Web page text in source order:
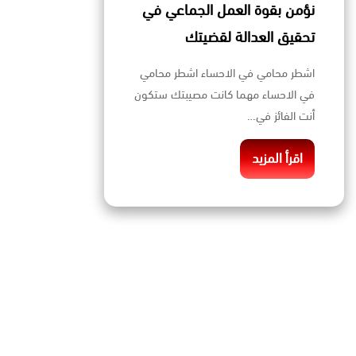
نؤمن بقوة العمل الجماعي في
تحقيق العدالة لقضيتك
اشطر محامي في الاحساء اشطر محامي
في الاحساء مهما كانت مصيبتك ستكون
أنت الفائز في…
اقرأ المزيد